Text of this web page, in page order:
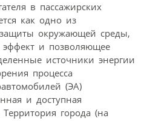
в пассажирских
как одно из
окружающей среды,
и позволяющее
источники энергии
процесса
(ЭА)
и доступная
города (на